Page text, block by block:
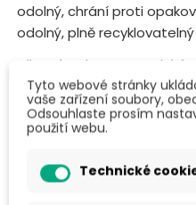
odolný, chrání proti
odolný, plně
Pěnový polyuretan
délkách podle vašich
možné z tohoto
sáčky a hrany.
Ochrana rohů a hran
Tyto webové stránky
vaše zařízení soubory,
Odsouhlaste prosím
použití webu.
Technické